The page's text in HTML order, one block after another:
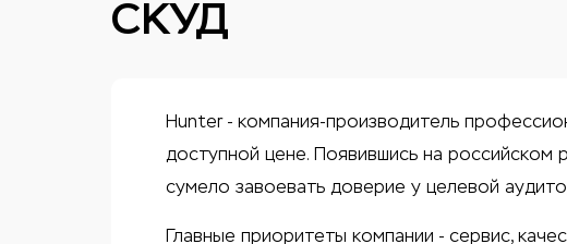
СКУД
Hunter - компания-производитель
доступной цене. Появившись на
сумело завоевать доверие у целевой
Главные приоритеты компании - сервис,